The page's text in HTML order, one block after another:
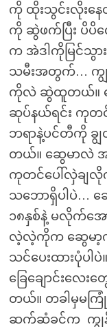
ကို ထိုးသွင်းလိုးန
ကို ဆွဲဖက်ပြီး ပိ
က အဲဒါကိုမြင်သွ
သမီးအတွက်… က
ကိုလဲ ဆွဲထူတယ်။ ဆွေ
ဆုပ်နယ်ရင်း ကုတ
ဘရာနဲ့ပင်တီကို ခ
တယ်။ ဆွေမာလဲ
ကုတင်ပေါ်လှဲချ
သဘောရှိပါပဲ…
၁၈နှစ်နဲ့ မလိုက်အော
လဲ့လဲ့ကိုက ဆွေမာ့ကို
သင်ပေးထားပုံပါ
ခြေချောင်းလေ
တယ်။ တခါမှမကြုံ
ဆက်ဆံခင်က ကျွန်မ